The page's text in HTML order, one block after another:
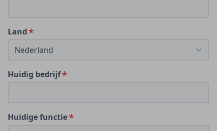
Land
Huidig bedrijf
Huidige functie